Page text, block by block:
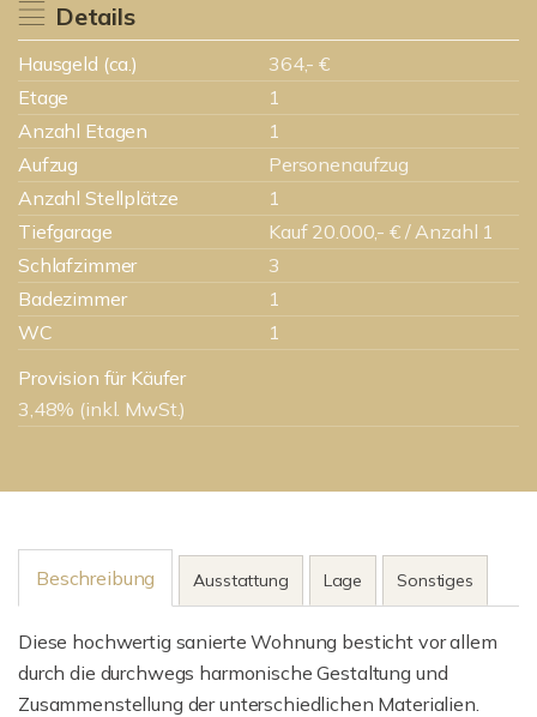
Details
Hausgeld (ca.)
364,- €
Etage
1
Anzahl Etagen
1
Aufzug
Personenaufzug
Anzahl Stellplätze
1
Tiefgarage
Kauf 20.000,- € / Anzahl 1
Schlafzimmer
3
Badezimmer
1
WC
1
Provision für Käufer
3,48% (inkl. MwSt.)
Beschreibung Ausstattung Lage Sonstiges
Diese hochwertig sanierte Wohnung besticht vor allem
durch die durchwegs harmonische Gestaltung und
Zusammenstellung der unterschiedlichen Materialien.